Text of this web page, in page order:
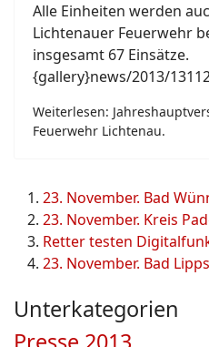
Alle Einheiten werden
Lichtenauer Feuerwehr
insgesamt 67 Einsätze.
{gallery}news/2013/
Weiterlesen:
Feuerwehr Lichtenau.
23. November. Bad
23. November. Kreis
Retter testen
23. November. Bad
Unterkategorien